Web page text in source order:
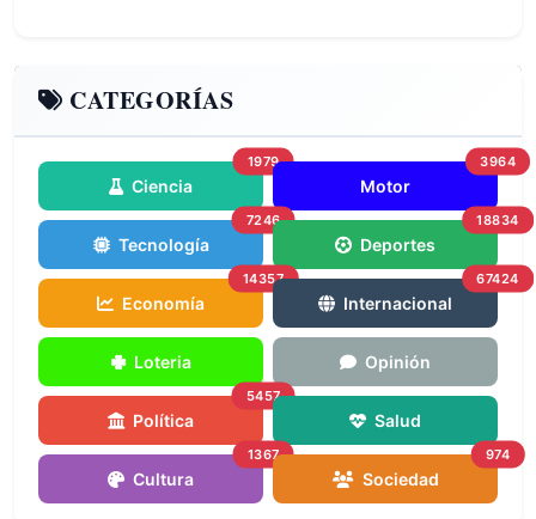
CATEGORÍAS
Ciencia
1979
Motor
3964
Tecnología
7246
Deportes
18834
Economía
14357
Internacional
67424
Loteria Opinión
Política
5457
Salud
Cultura
1367
Sociedad
974